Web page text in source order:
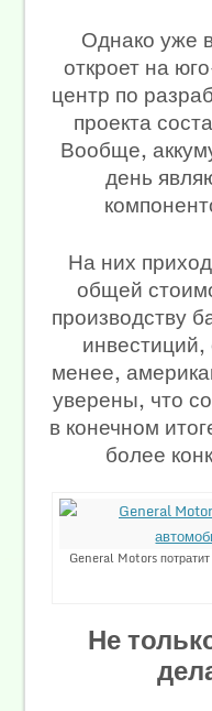
Однако уже
откроет на
центр по
проекта
Вообще,
день
На них
общей
производству
менее,
уверены, что
в конечном
более
General Motors
Не